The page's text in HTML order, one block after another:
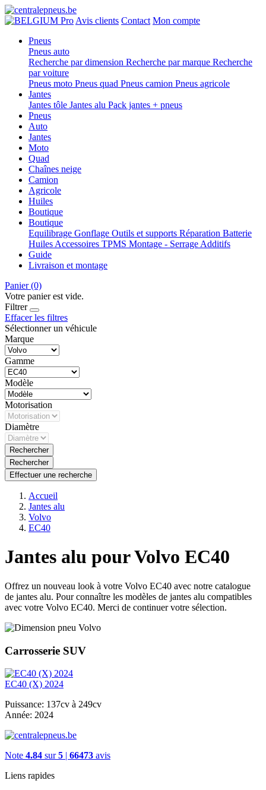
Pro Avis clients Contact Mon compte
Pneus
Pneus auto
Recherche par dimension Recherche par marque Recherche
par voiture
Pneus moto Pneus quad Pneus camion Pneus agricole
Jantes
Jantes tôle Jantes alu Pack jantes + pneus
Pneus
Auto
Jantes
Moto
Quad
Chaînes neige
Camion
Agricole
Huiles
Boutique
Boutique
Equilibrage Gonflage Outils et supports Réparation Batterie
Huiles Accessoires TPMS Montage - Serrage Additifs
Guide
Livraison et montage
Panier (0)
Votre panier est vide.
Filtrer
Effacer les filtres
Sélectionner un véhicule
Marque
Gamme
Modèle
Motorisation
Diamètre
Rechercher
Rechercher
Effectuer une recherche
Accueil
Jantes alu
Volvo
EC40
Jantes alu pour Volvo EC40
Offrez un nouveau look à votre Volvo EC40 avec notre catalogue
de jantes alu. Pour connaître les modèles de jantes alu compatibles
avec votre Volvo EC40. Merci de continuer votre sélection.
Carrosserie SUV
EC40 (X) 2024
Puissance: 137cv à 249cv
Année: 2024
Note 4.84 sur5 | 66473 avis
Liens rapides